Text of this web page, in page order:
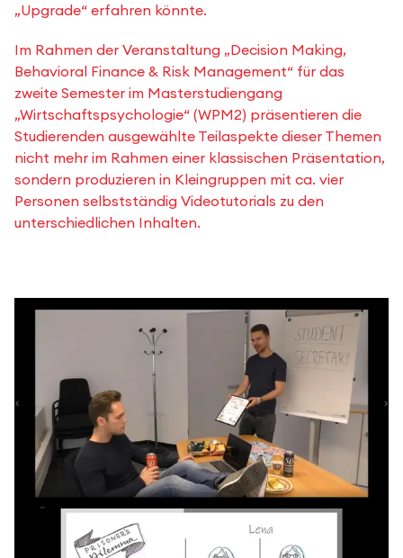
„Upgrade“ erfahren könnte.
Im Rahmen der Veranstaltung „Decision Making,
Behavioral Finance & Risk Management“ für das
zweite Semester im Masterstudiengang
„Wirtschaftspsychologie“ (WPM2) präsentieren die
Studierenden ausgewählte Teilaspekte dieser Themen
nicht mehr im Rahmen einer klassischen Präsentation,
sondern produzieren in Kleingruppen mit ca. vier
Personen selbstständig Videotutorials zu den
unterschiedlichen Inhalten.